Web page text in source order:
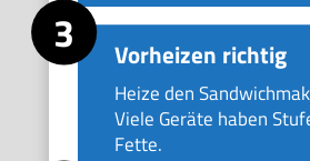
Vorheizen richtig
Heize den
Viele Geräte haben
Fette.